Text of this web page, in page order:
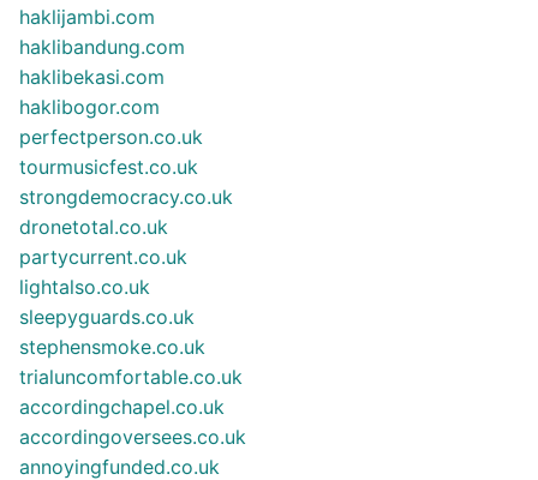
haklijambi.com
haklibandung.com
haklibekasi.com
haklibogor.com
perfectperson.co.uk
tourmusicfest.co.uk
strongdemocracy.co.uk
dronetotal.co.uk
partycurrent.co.uk
lightalso.co.uk
sleepyguards.co.uk
stephensmoke.co.uk
trialuncomfortable.co.uk
accordingchapel.co.uk
accordingoversees.co.uk
annoyingfunded.co.uk